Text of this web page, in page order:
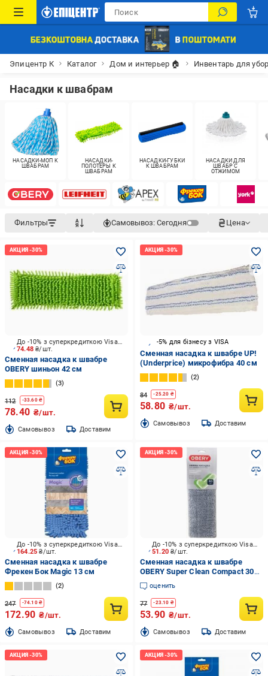
Эпицентр К Каталог Дом и интерьер 🏠 Инвентарь для
Насадки к швабрам
НАСАДКИ-МОП К
ШВАБРАМ
НАСАДКИ-
ПОЛОТЕРЫ К
ШВАБРАМ
НАСАДКИ-ГУБКИ
К ШВАБРАМ
НАСАДКИ ДЛЯ
ШВАБР С
ОТЖИМОМ
Фильтры Самовывоз: Сегодня Цена
74.48₴/шт.
До -10% з суперкредиткою Visa Вигода
Сменная насадка к швабре
OBERY шиньон 42 см
3
112 -33.60₴
78.40 ₴/шт.
Cамовывоз Доставим
-5% для бізнесу з VISA
Сменная насадка к швабре UP!
(Underprice) микрофибра 40 см
2
84 -25.20 ₴
58.80 ₴/шт.
Cамовывоз Доставим
164.25₴/шт.
До -10% з суперкредиткою Visa Вигода
Сменная насадка к швабре
Фрекен Бок Magic 13 см
2
247 -74.10₴
172.90 ₴/шт.
Cамовывоз Доставим
51.20₴/шт.
До -10% з суперкредиткою Visa Вигода
Сменная насадка к швабре
OBERY Super Clean Compact 30
см
оценить
77 -23.10 ₴
53.90 ₴/шт.
Cамовывоз Доставим